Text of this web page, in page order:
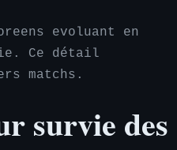
evoluant en
Ce détail
matchs.
survie des